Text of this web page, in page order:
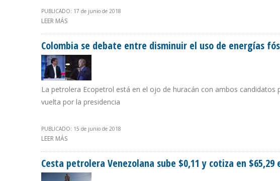
PUBLICADO: 17 de junio de 2018
LEER MÁS
Colombia se debate entre disminuir el uso de energías
La petrolera Ecopetrol está en el ojo de huracán con ambos
vuelta por la presidencia
PUBLICADO: 15 de junio de 2018
LEER MÁS
Cesta petrolera Venezolana sube $0,11 y cotiza en